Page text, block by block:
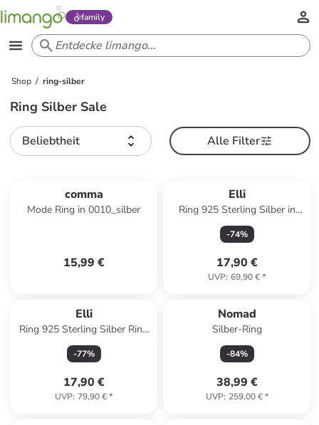
family
Shop ring-silber
Ring Silber Sale
Beliebtheit Alle Filter
comma
Mode Ring in 0010_silber
15,99 €
Elli
Ring 925 Sterling Silber in
Silber
-74%
17,90 €
UVP: 69,90 €*
Elli
Ring 925 Sterling Silber Ring
Set in Silber
-77%
17,90 €
UVP: 79,90 €*
Nomad
Silber-Ring
-84%
38,99 €
UVP: 259,00 €*